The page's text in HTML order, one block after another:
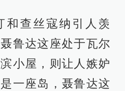
和查丝寇纳引人羡
鲁达这座处于瓦尔
小屋，则让人嫉妒
一座岛，聂鲁达这